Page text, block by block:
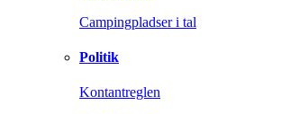
Campingpladser i tal
Politik
Kontantreglen